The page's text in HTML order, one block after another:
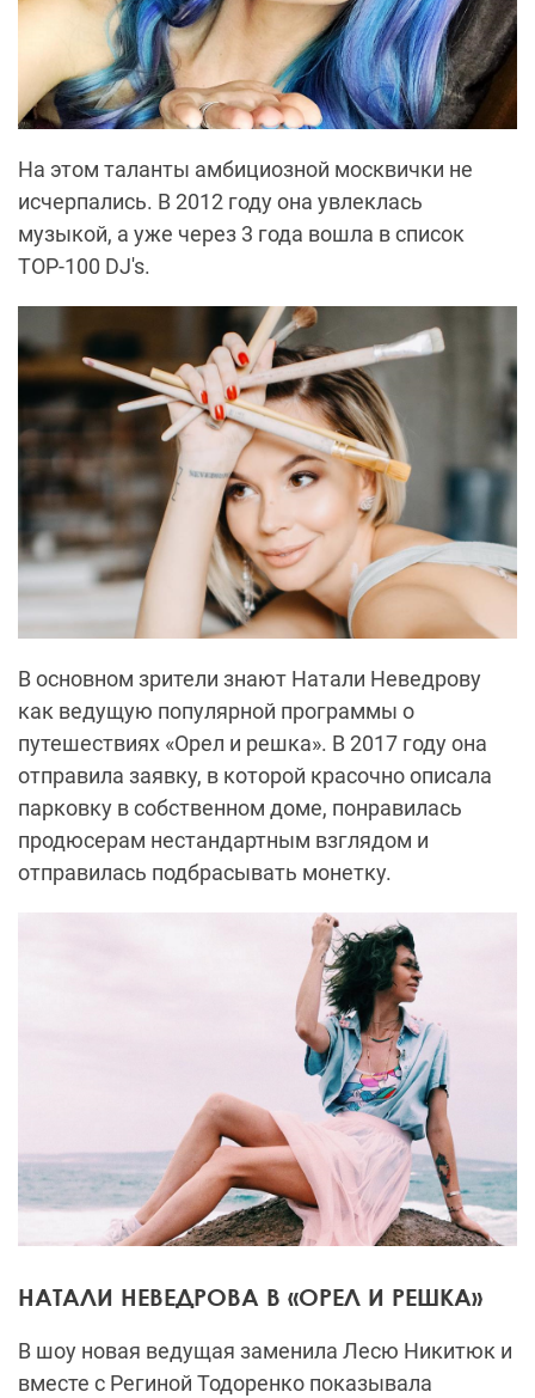
На этом таланты амбициозной москвички не
исчерпались. В 2012 году она увлеклась
музыкой, а уже через 3 года вошла в список
ТОР-100 DJ's.
В основном зрители знают Натали Неведрову
как ведущую популярной программы о
путешествиях «Орел и решка». В 2017 году она
отправила заявку, в которой красочно описала
парковку в собственном доме, понравилась
продюсерам нестандартным взглядом и
отправилась подбрасывать монетку.
НАТАЛИ НЕВЕДРОВА В «ОРЕЛ И РЕШКА»
В шоу новая ведущая заменила Лесю Никитюк и
вместе с Региной Тодоренко показывала